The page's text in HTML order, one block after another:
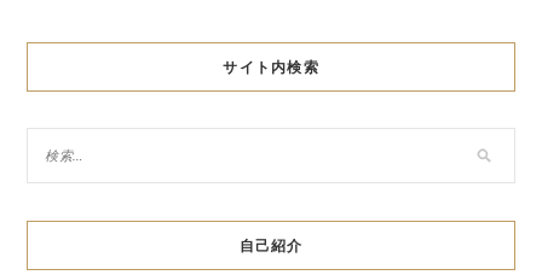
サイト内検索
自己紹介